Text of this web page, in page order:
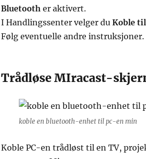
Bluetoother aktivert.
I Handlingssenter velger du Koble
Følg eventuelle andre instruksjoner.
Trådløse MIracast-
koble en bluetooth-enhet til pc-en min
Koble PC-en trådløst til en TV,